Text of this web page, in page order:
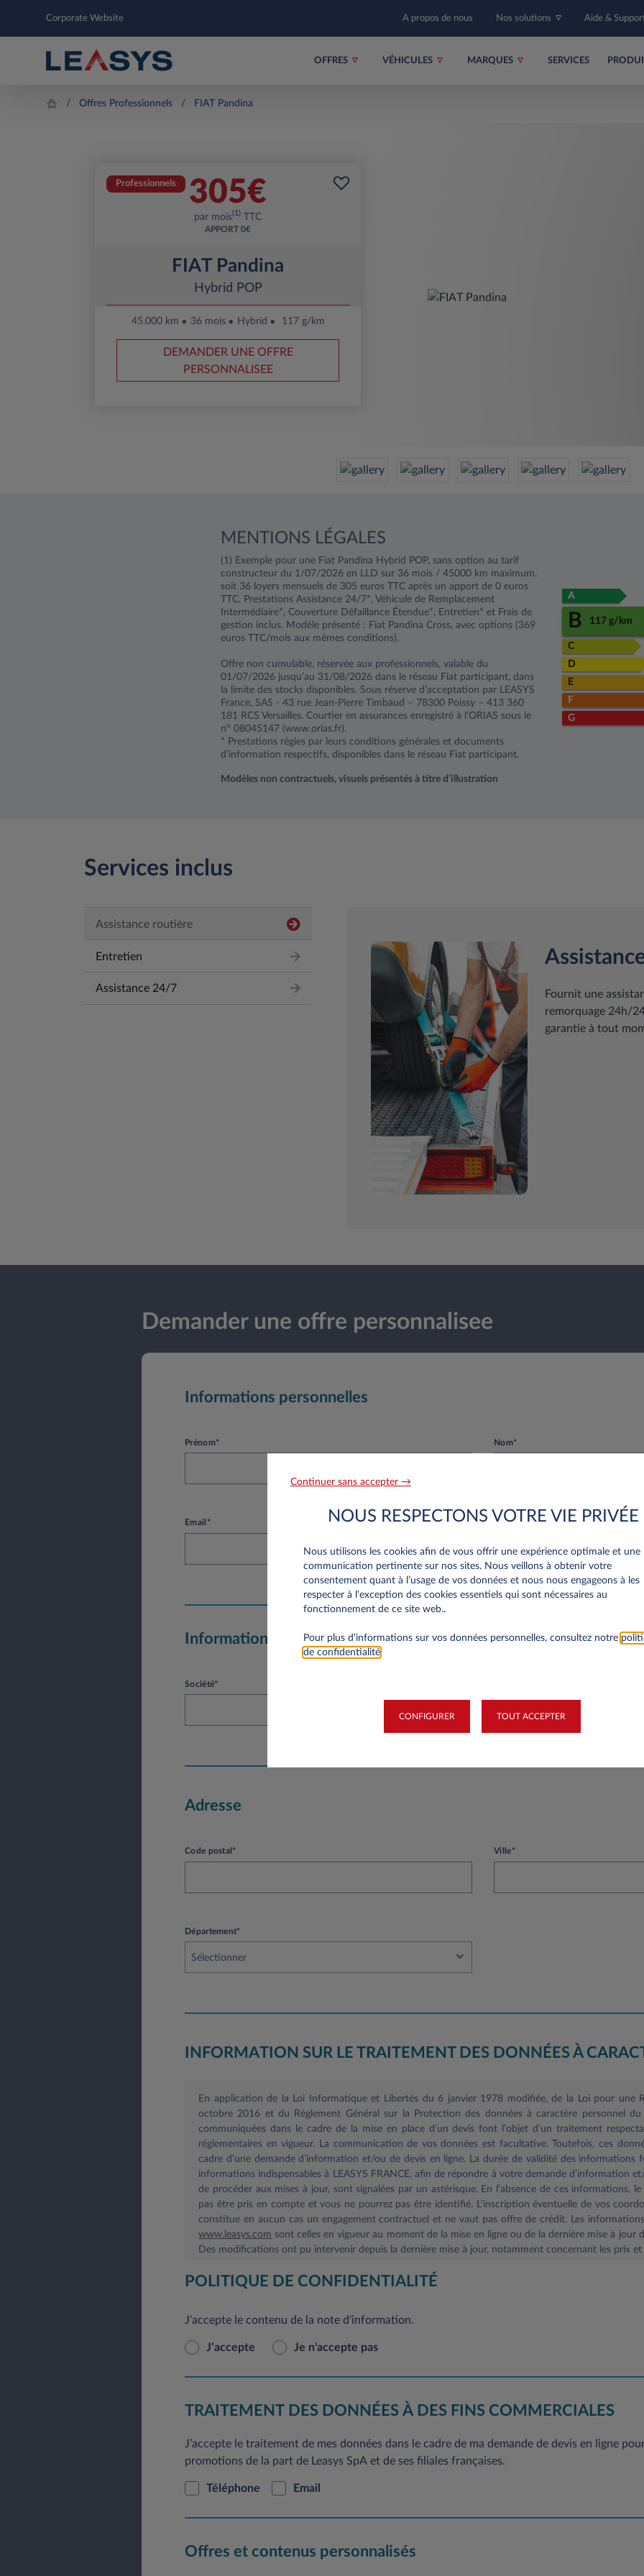
Corporate Website A propos de nous Nos solutions Aide &
OFFRES VÉHICULES MARQUES SERVICES
Offres Professionnels FIAT Pandina
Professionnels 305€
par mois(1) TTC
APPORT 0€
FIAT Pandina
Hybrid POP
45.000 km 36 mois Hybrid 117 g/km
DEMANDER UNE OFFRE
PERSONNALISEE
MENTIONS LÉGALES
(1) Exemple pour une Fiat Pandina Hybrid POP, sans option au tarif
constructeur du 1/07/2026 en LLD sur 36 mois / 45000 km maximum,
soit 36 loyers mensuels de 305 euros TTC après un apport de 0 euros
TTC. Prestations Assistance 24/7*, Véhicule de Remplacement
Intermédiaire*, Couverture Défaillance Étendue*, Entretien* et Frais de
gestion inclus. Modèle présenté : Fiat Pandina Cross, avec options (369
euros TTC/mois aux mêmes conditions).
Offre non cumulable, réservée aux professionnels, valable du
01/07/2026 jusqu’au 31/08/2026 dans le réseau Fiat participant, dans
la limite des stocks disponibles. Sous réserve d’acceptation par LEASYS
France, SAS - 43 rue Jean-Pierre Timbaud – 78300 Poissy – 413 360
181 RCS Versailles. Courtier en assurances enregistré à l'ORIAS sous le
n° 08045147 (www.orias.fr).
* Prestations régies par leurs conditions générales et documents
d'information respectifs, disponibles dans le réseau Fiat participant.
Modèles non contractuels, visuels présentés à titre d’illustration
A
B 117 g/km
C
D
E
F
G
Services inclus
Assistance routière
Entretien
Assistance 24/7
Fournit une
remorquage 24h/
garantie à tout
Demander une offre personnalisee
Informations personnelles
Prénom* Nom*
Email* Numéro de téléphone*
Informations société
Société*
Adresse
Code postal* Ville*
Département*
Sélectionner
INFORMATION SUR LE TRAITEMENT DES DONNÉES À
En application de la Loi Informatique et Libertés du 6 janvier 1978 modifiée, de la Loi pour une
octobre 2016 et du Règlement Général sur la Protection des données à caractère personnel
communiquées dans le cadre de la mise en place d’un devis font l’objet d’un traitement
réglementaires en vigueur. La communication de vos données est facultative. Toutefois, ces
cadre d’une demande d’information et/ou de devis en ligne. La durée de validité des informations
informations indispensables à LEASYS FRANCE, afin de répondre à votre demande d’information
de procéder aux mises à jour, sont signalées par un astérisque. En l’absence de ces informations,
pas être pris en compte et vous ne pourrez pas être identifié. L'inscription éventuelle de vos
constitue en aucun cas un engagement contractuel et ne vaut pas offre de crédit. Les
www.leasys.com sont celles en vigueur au moment de la mise en ligne ou de la dernière mise à jour
Des modifications ont pu intervenir depuis la dernière mise à jour, notamment concernant les prix
En application du Règlement Général sur la protection des données à caractère personnel, vous
rectification, de modification et de suppression concernant l’ensemble de vos données. Si vous
courrier postal à l’adresse suivante: Leasys France-Service Clientèle, 2/10 Boulevard de l'Europe, CS
POLITIQUE DE CONFIDENTIALITÉ
J'accepte le contenu de la note d'information.
J’accepte Je n'accepte pas
TRAITEMENT DES DONNÉES À DES FINS COMMERCIALES
J’accepte le traitement de mes données dans le cadre de ma demande de devis en ligne
promotions de la part de Leasys SpA et de ses filiales françaises.
Téléphone Email
Offres et contenus personnalisés
Continuer sans accepter →
NOUS RESPECTONS VOTRE VIE PRIVÉE
Nous utilisons les cookies afin de vous offrir une expérience optimale et une
communication pertinente sur nos sites. Nous veillons à obtenir votre
consentement quant à l’usage de vos données et nous nous engageons à les
respecter à l'exception des cookies essentiels qui sont nécessaires au
fonctionnement de ce site web..
Pour plus d’informations sur vos données personnelles, consultez notre
de confidentialité
CONFIGURER TOUT ACCEPTER